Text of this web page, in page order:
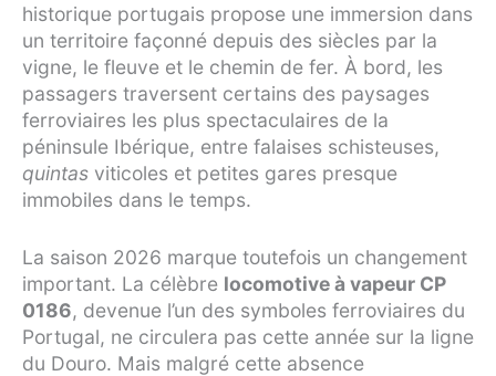
historique portugais propose une immersion dans
un territoire façonné depuis des siècles par la
vigne, le fleuve et le chemin de fer. À bord, les
passagers traversent certains des paysages
ferroviaires les plus spectaculaires de la
péninsule Ibérique, entre falaises schisteuses,
quintas viticoles et petites gares presque
immobiles dans le temps.
La saison 2026 marque toutefois un changement
important. La célèbre locomotive à vapeur CP
0186, devenue l’un des symboles ferroviaires du
Portugal, ne circulera pas cette année sur la ligne
du Douro. Mais malgré cette absence